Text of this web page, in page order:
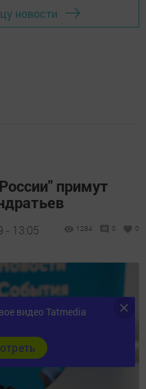
новости
примут
- 13:05 1284 0 0
видео Tatmedia